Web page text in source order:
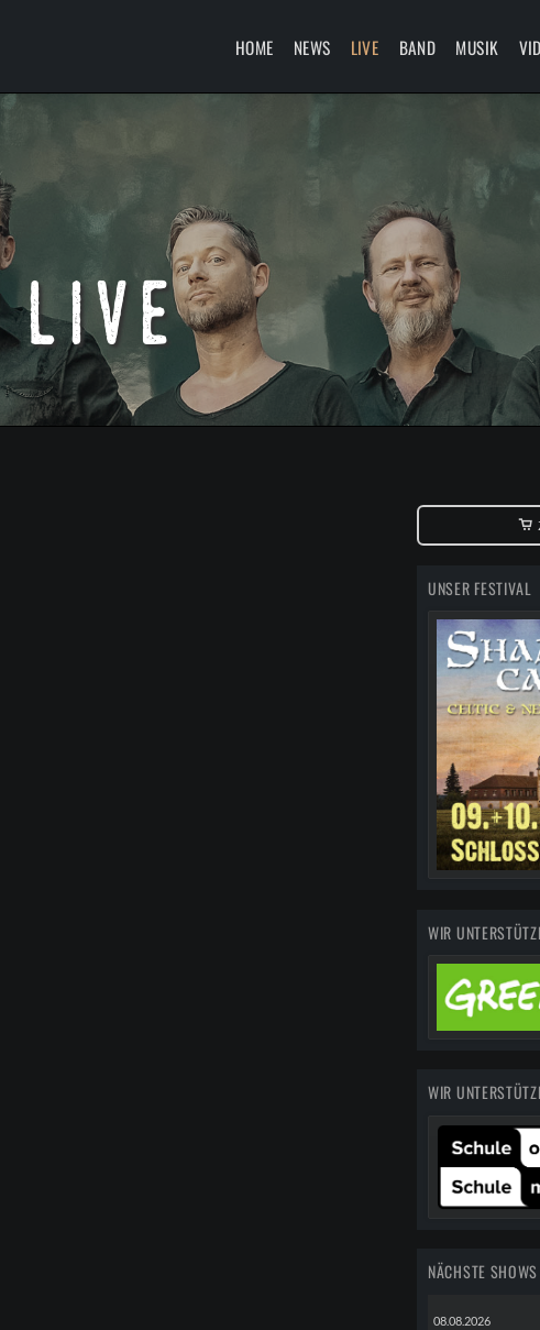
HOME NEWS LIVE BAND MUSIK
live
UNSER FESTIVAL
WIR
WIR
NÄCHSTE SHOWS
08.08.2026